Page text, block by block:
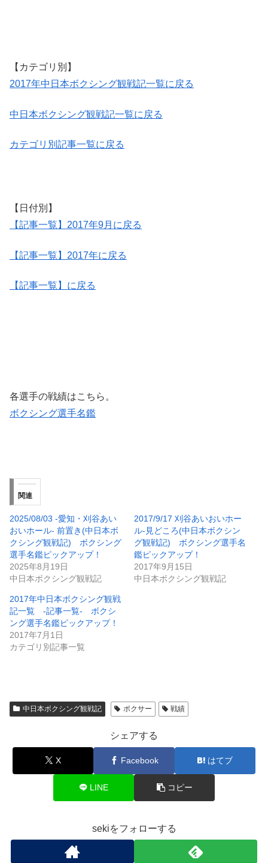
【カテゴリ別】
2017年中日本ボクシング観戦記一覧に戻る
中日本ボクシング観戦記一覧に戻る
カテゴリ別記事一覧に戻る
【日付別】
【記事一覧】2017年9月に戻る
【記事一覧】2017年に戻る
【記事一覧】に戻る
各選手の戦績はこちら。
ボクシング選手名鑑
関連
2025/08/03 -愛知・刈谷あい
おいホール- 前置き(中日本ボ
クシング観戦記) ボクシング
選手名鑑ピックアップ！
2025年8月19日
中日本ボクシング観戦記
2017/9/17 刈谷あいおいホー
ル-見どころ(中日本ボクシン
グ観戦記) ボクシング選手名
鑑ピックアップ！
2017年9月15日
中日本ボクシング観戦記
2017年中日本ボクシング観戦
記一覧 -記事一覧- ボクシ
ング選手名鑑ピックアップ！
2017年7月1日
カテゴリ別記事一覧
中日本ボクシング観戦記 ボクサー 戦績
シェアする
X Facebook はてブ
LINE コピー
sekiをフォローする